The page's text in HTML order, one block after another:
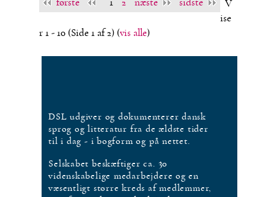
V
ise
r 1 - 10 (Side 1 af 2) (vis alle)
DSL udgiver og dokumenterer dansk
sprog og litteratur fra de ældste tider
til i dag - i bogform og på nettet.
Selskabet beskæftiger ca. 30
videnskabelige medarbejdere og en
væsentligt større kreds af medlemmer,